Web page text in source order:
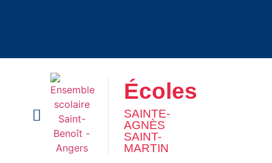
AGNÈS
MARTIN
Écoles
SAINTE-
AGNÈS
SAINT-
MARTIN